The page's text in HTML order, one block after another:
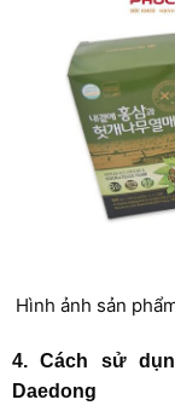
Hình ảnh sản
4. Cách sử
Daedong